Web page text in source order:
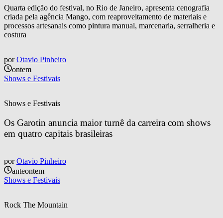
Quarta edição do festival, no Rio de Janeiro, apresenta cenografia
criada pela agência Mango, com reaproveitamento de materiais e
processos artesanais como pintura manual, marcenaria, serralheria e
costura
por Otavio Pinheiro
ontem
Shows e Festivais
Shows e Festivais
Os Garotin anuncia maior turnê da carreira com shows
em quatro capitais brasileiras
por Otavio Pinheiro
anteontem
Shows e Festivais
Rock The Mountain